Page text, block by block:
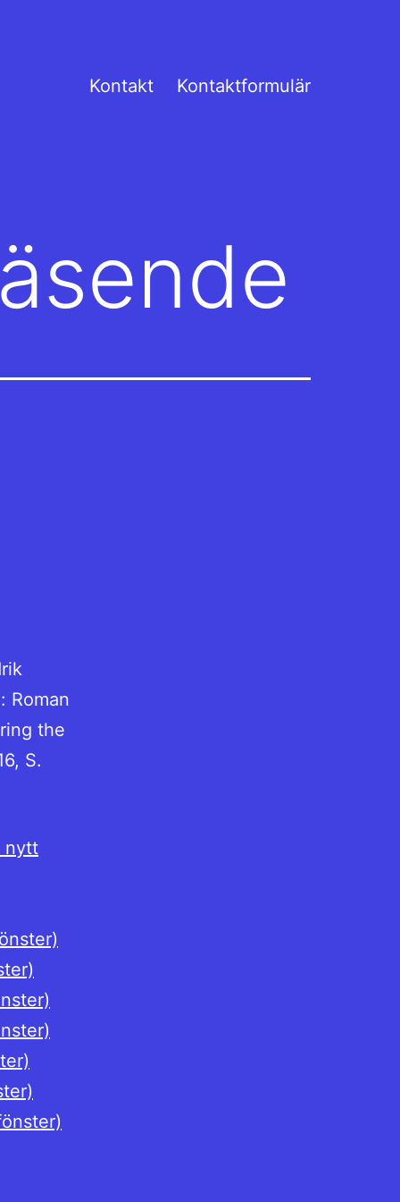
Kontakt Kontaktformulär
Roman
the
S.
nytt